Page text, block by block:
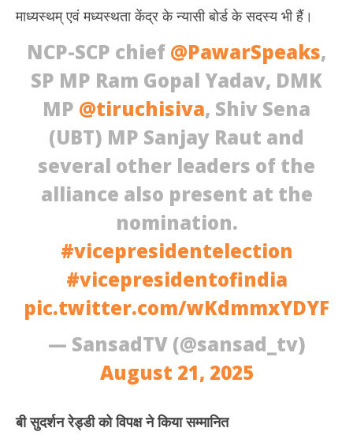
माध्यस्थम् एवं मध्यस्थता केंद्र के न्यासी बोर्ड के सदस्य भी हैं।
NCP-SCP chief @PawarSpeaks,
SP MP Ram Gopal Yadav, DMK
MP @tiruchisiva, Shiv Sena
(UBT) MP Sanjay Raut and
several other leaders of the
alliance also present at the
nomination.
#vicepresidentelection
#vicepresidentofindia
pic.twitter.com/wKdmmxYDYF
— SansadTV (@sansad_tv)
August 21, 2025
बी सुदर्शन रेड्डी को विपक्ष ने किया सम्मानित